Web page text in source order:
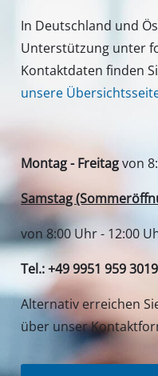
In Deutschland und
Unterstützung unter
Kontaktdaten finden
unsere
Montag - Freitagvon
Samstag
von 8:00 Uhr - 12:00
Tel.: +49 9951 959 3019
Alternativ erreichen
über unser